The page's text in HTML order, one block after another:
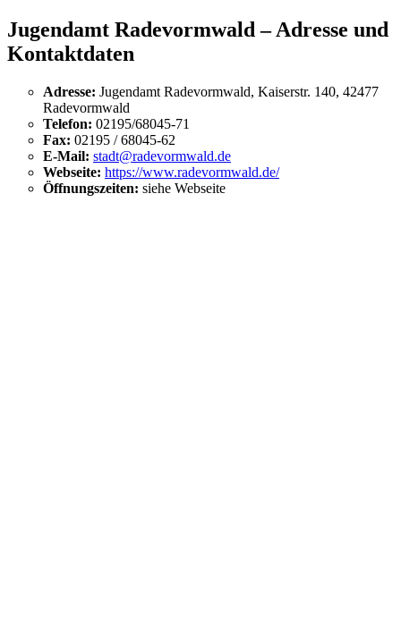
Jugendamt Radevormwald – Adresse und
Kontaktdaten
Adresse: Jugendamt Radevormwald, Kaiserstr. 140, 42477
Radevormwald
Telefon: 02195/68045-71
Fax: 02195 / 68045-62
E-Mail: stadt@radevormwald.de
Webseite: https://www.radevormwald.de/
Öffnungszeiten: siehe Webseite